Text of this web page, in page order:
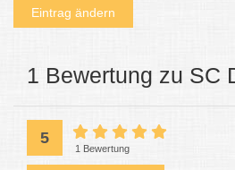
Eintrag ändern
1 Bewertung zu SC
5
1 Bewertung